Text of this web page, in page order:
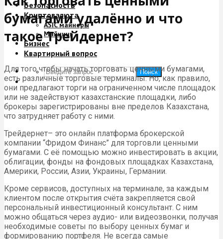
Безопасность
Криптовалюта
ASIC майнеры
Майнинг
Бизнес
Квартирный вопрос
Поиск
бумагами удалённо и что
такое Трейдернет?
Для того чтобы начать торговать ценными бумагами,
есть различные торговые терминалы. Но, как правило,
они предлагают торги на ограниченном числе площадок
или не задействуют казахстанские площадки, либо
брокеры зарегистрированы вне пределов Казахстана,
что затрудняет работу с ними.
Трейдернет– это онлайн платформа брокерской
компании “Фридом Финанс” для торговли ценными
бумагами. С её помощью можно инвестировать в акции,
облигации, фонды на фондовых площадках Казахстана,
Америки, России, Азии, Украины, Германии.
Кроме сервисов, доступных на терминале, за каждым
клиентом после открытия счёта закрепляется свой
персональный инвестиционный консультант. С ним
можно общаться через аудио- или видеозвонки, получая
необходимые советы по выбору ценных бумаг и
формированию портфеля. Не всегда самые